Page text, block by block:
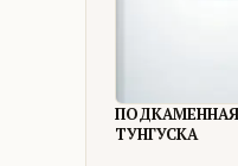
ПОДКАМЕННАЯ
ТУНГУСКА